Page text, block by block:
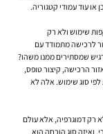
עוד עמודי קטגוריה.
שימוש ולא רק
לרכישה מתמודד עם
שמסתירים ממנו משהו?
הרכישה, קיצור טופס,
לפי סוג שימוש. אלה לא
רק דמוגרפיה, אלא עולם
ואיזה סוג הוכחה הוא